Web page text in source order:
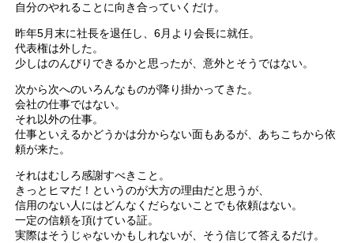
自分のやれることに向き合っていくだけ。
昨年5月末に社長を退任し、6月より会長に就任。
代表権は外した。
少しはのんびりできるかと思ったが、意外とそうではない。
次から次へのいろんなものが降り掛かってきた。
会社の仕事ではない。
それ以外の仕事。
仕事といえるかどうかは分からない面もあるが、あちこちから依
頼が来た。
それはむしろ感謝すべきこと。
きっとヒマだ！というのが大方の理由だと思うが、
信用のない人にはどんなくだらないことでも依頼はない。
一定の信頼を頂けている証。
実際はそうじゃないかもしれないが、そう信じて答えるだけ。